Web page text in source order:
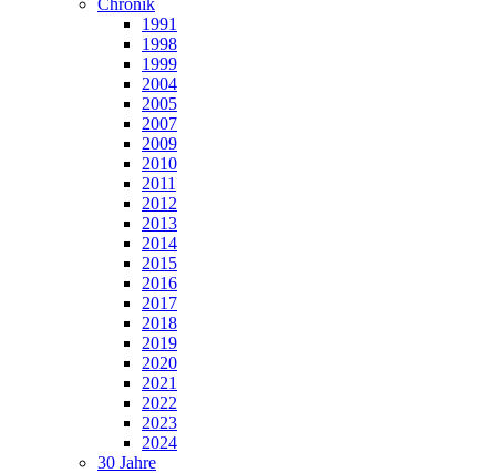
1991
1998
1999
2004
2005
2007
2009
2010
2011
2012
2013
2014
2015
2016
2017
2018
2019
2020
2021
2022
2023
2024
30 Jahre